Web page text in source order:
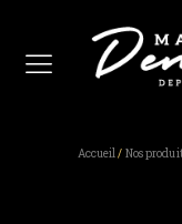
Accueil/ Nos